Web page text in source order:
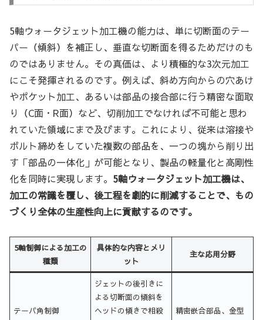
5軸ウォータジェット加工機の能力は、単に切断面のテー
パー（傾斜）を補正し、垂直な切断面を得るためだけのも
のではありません。その真価は、より積極的な3次元加工
にこそ発揮されるのです。例えば、斜め方向からの穴あけ
やポケット加工、あるいは部品の接合部に行う精密な面取
り（C面・R面）など、切削加工でなければ不可能と思わ
れていた領域にまで及びます。これにより、従来は溶接や
ボルト締めをしていた複数の部品を、一つの塊から削り出
す「部品の一体化」が可能となり、製品の軽量化と高剛性
化を同時に実現します。 5軸ウォータジェット加工機は、
加工の常識を覆し、後工程を劇的に削減することで、もの
づくり全体の生産性向上に貢献するのです。
5軸制御による加工の
種類
具体的な内容とメリ
ット
主な応用分野
テーパ角制御
ジェットの後引きに
よる切断面の傾斜を
ヘッドの傾きで相殺
精密嵌合部品、金型